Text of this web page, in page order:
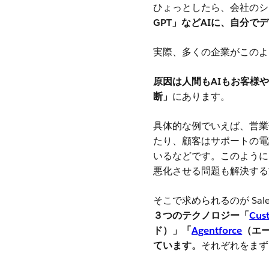
ひょっとしたら、会社の
GPT」などAIに、自分で
実際、多くの企業がこの
原因は人間もAIもお客様
断」 にあります。
具体的な例でいえば、営
たり、顧客はサポートの
いるなどです。このよう
悪化させる問題も解決す
そこで求められるのが
３つのテクノロジー「
ド）」「Agentforce （
ています。 それぞれをま